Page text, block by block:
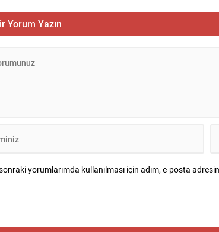
Trump, Oval Ofis’te düzenlenen
sonrası gazetecilere
arz sıkışıklığı nedeniyle bu
Yorum Yazın
yorumlarımda kullanılması için adım, e-posta